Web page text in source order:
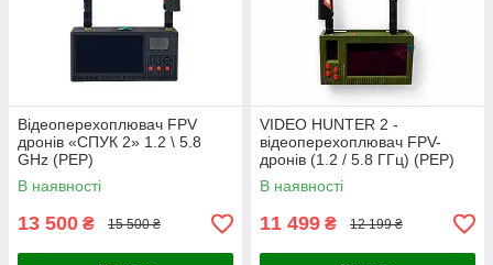
Відеоперехоплювач FPV
дронів «СПУК 2» 1.2 \ 5.8
GHz (РЕР)
В наявності
13 500 ₴ 15 500 ₴
VIDEO HUNTER 2 -
відеоперехоплювач FPV-
дронів (1.2 / 5.8 ГГц) (РЕР)
В наявності
11 499 ₴ 12 199 ₴